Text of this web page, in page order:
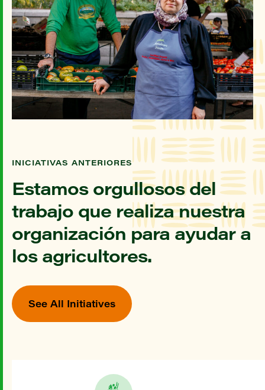
INICIATIVAS ANTERIORES
Estamos orgullosos del
trabajo que realiza nuestra
organización para ayudar a
los agricultores.
See All Initiatives